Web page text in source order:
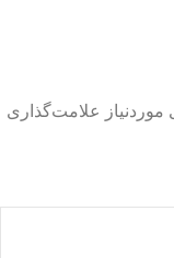
علامت‌گذاری